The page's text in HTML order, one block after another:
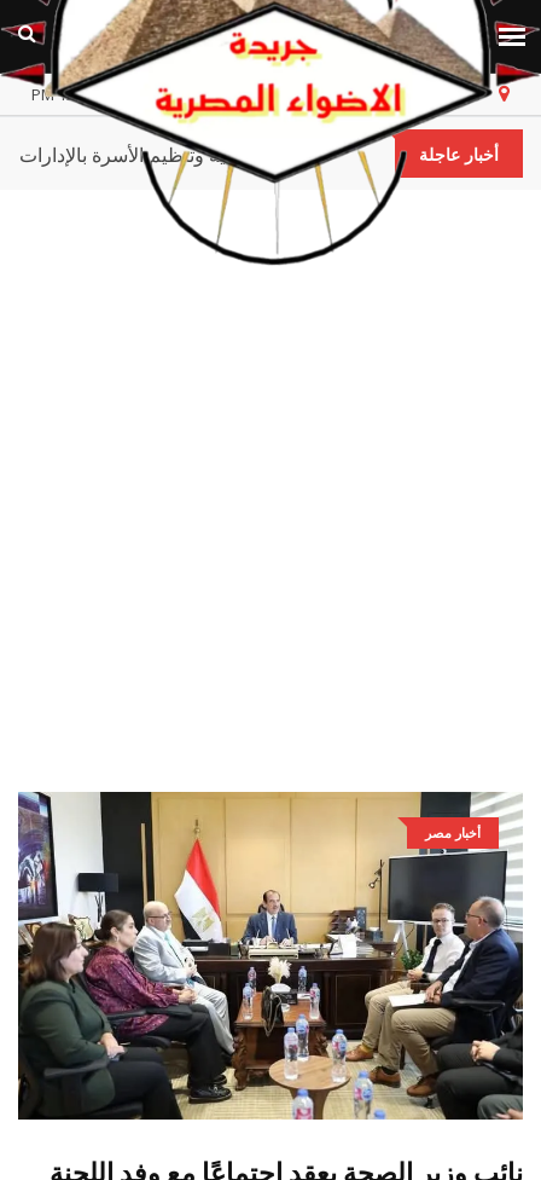
مصر الأحد، ٩ أغسطس ٢٠٢٦ أخر تحديث 12:12:55 PM
أخبار عاجلة صحة المنيا - تُكرم فرق تنمية وتنظيم الأسرة
أخبار مصر
نائب وزير الصحة يعقد اجتماعًا مع وفد اللجنة